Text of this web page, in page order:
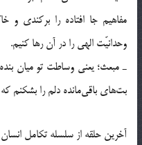
مفاهیم جا افتاده را برکندی و
وحدانیّت الهی را در آن رها کنیم.
ـ مبعث؛ یعنی وساطت تو میان بنده
بت‌های باقی‌مانده دلم را بشکنم
آخرین حلقه از سلسله تکامل انسان